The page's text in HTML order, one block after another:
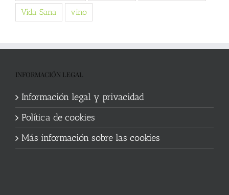
Vida Sana vino
INFORMACIÓN LEGAL
Información legal y privacidad
Política de cookies
Más información sobre las cookies